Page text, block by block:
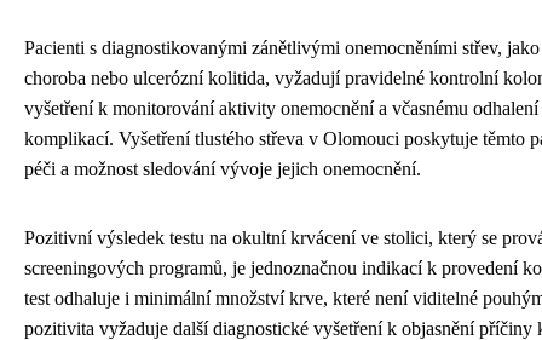
Pacienti s diagnostikovanými zánětlivými onemocněními střev,
choroba nebo ulcerózní kolitida, vyžadují pravidelné kontrolní
vyšetření k monitorování aktivity onemocnění a včasnému
komplikací. Vyšetření tlustého střeva v Olomouci poskytuje těmto
péči a možnost sledování vývoje jejich onemocnění.
Pozitivní výsledek testu na okultní krvácení ve stolici, který se
screeningových programů, je jednoznačnou indikací k provedení
test odhaluje i minimální množství krve, které není viditelné
pozitivita vyžaduje další diagnostické vyšetření k objasnění příčiny